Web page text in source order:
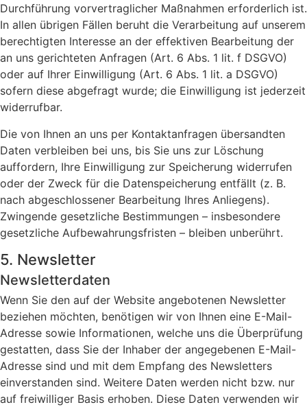
Durchführung vorvertraglicher Maßnahmen erforderlich ist.
In allen übrigen Fällen beruht die Verarbeitung auf unserem
berechtigten Interesse an der effektiven Bearbeitung der
an uns gerichteten Anfragen (Art. 6 Abs. 1 lit. f DSGVO)
oder auf Ihrer Einwilligung (Art. 6 Abs. 1 lit. a DSGVO)
sofern diese abgefragt wurde; die Einwilligung ist jederzeit
widerrufbar.
Die von Ihnen an uns per Kontaktanfragen übersandten
Daten verbleiben bei uns, bis Sie uns zur Löschung
auffordern, Ihre Einwilligung zur Speicherung widerrufen
oder der Zweck für die Datenspeicherung entfällt (z. B.
nach abgeschlossener Bearbeitung Ihres Anliegens).
Zwingende gesetzliche Bestimmungen – insbesondere
gesetzliche Aufbewahrungsfristen – bleiben unberührt.
5. Newsletter
Newsletter­daten
Wenn Sie den auf der Website angebotenen Newsletter
beziehen möchten, benötigen wir von Ihnen eine E-Mail-
Adresse sowie Informationen, welche uns die Überprüfung
gestatten, dass Sie der Inhaber der angegebenen E-Mail-
Adresse sind und mit dem Empfang des Newsletters
einverstanden sind. Weitere Daten werden nicht bzw. nur
auf freiwilliger Basis erhoben. Diese Daten verwenden wir